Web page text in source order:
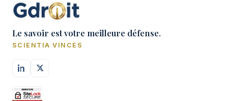
Le savoir est votre meilleure défense.
SCIENTIA VINCES